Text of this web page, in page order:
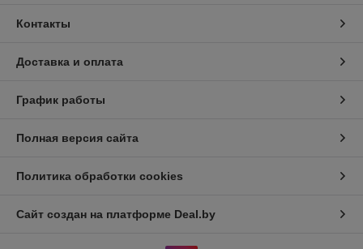
Контакты
Доставка и оплата
График работы
Полная версия сайта
Политика обработки cookies
Сайт создан на платформе Deal.by